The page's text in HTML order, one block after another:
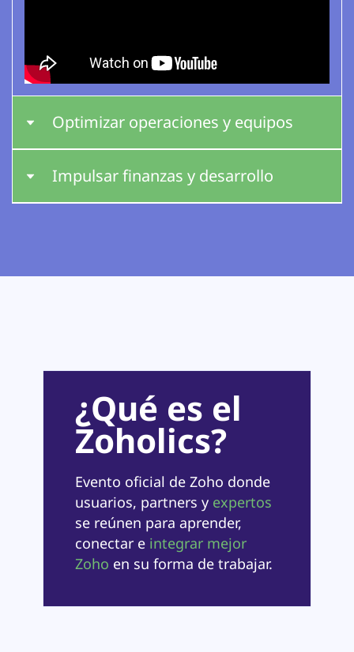
Optimizar operaciones y equipos
Impulsar finanzas y desarrollo
¿Qué es el
Zoholics?
Evento oficial de Zoho donde
usuarios, partners y expertos
se reúnen para aprender,
conectar e integrar mejor
Zoho en su forma de trabajar.